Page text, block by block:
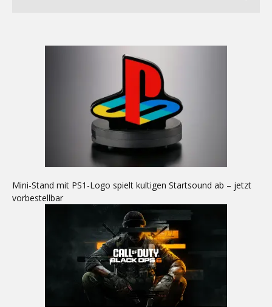
Mini-Stand mit PS1-Logo spielt kultigen Startsound ab – jetzt
vorbestellbar